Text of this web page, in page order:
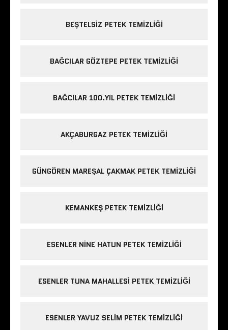
BEŞTELSIZ PETEK TEMIZLIĞI
BAĞCILAR GÖZTEPE PETEK TEMIZLIĞI
BAĞCILAR 100.YIL PETEK TEMIZLIĞI
AKÇABURGAZ PETEK TEMIZLIĞI
GÜNGÖREN MAREŞAL ÇAKMAK PETEK TEMIZLIĞI
KEMANKEŞ PETEK TEMIZLIĞI
ESENLER NINE HATUN PETEK TEMIZLIĞI
ESENLER TUNA MAHALLESI PETEK TEMIZLIĞI
ESENLER YAVUZ SELIM PETEK TEMIZLIĞI